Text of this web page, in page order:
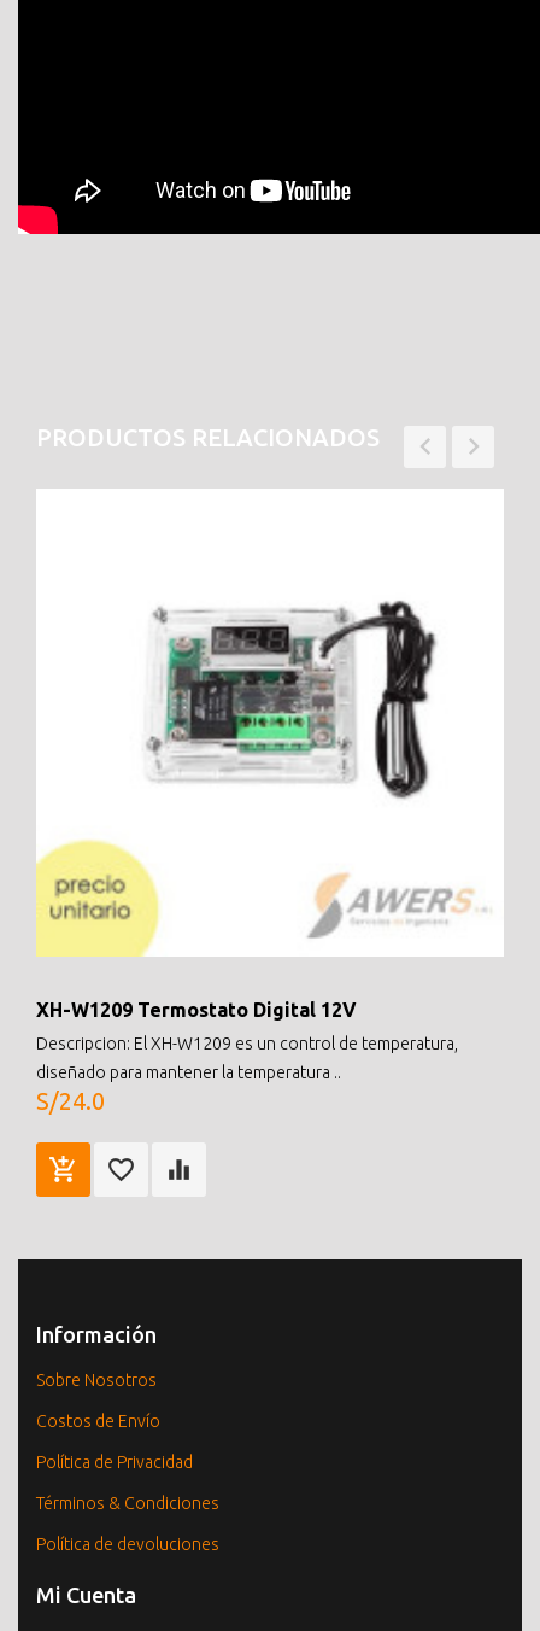
PRODUCTOS RELACIONADOS
XH-W1209 Termostato Digital 12V
Descripcion: El XH-W1209 es un control de temperatura,
diseñado para mantener la temperatura ..
S/24.0
Información
Sobre Nosotros
Costos de Envío
Política de Privacidad
Términos & Condiciones
Política de devoluciones
Mi Cuenta